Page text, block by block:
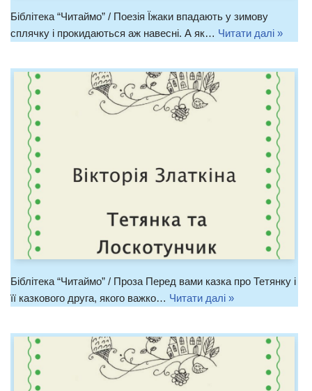
Біблітека “Читаймо” / Поезія Їжаки впадають у зимову
сплячку і прокидаються аж навесні. А як… Читати далі »
Біблітека “Читаймо” / Проза Перед вами казка про Тетянку і
її казкового друга, якого важко… Читати далі »